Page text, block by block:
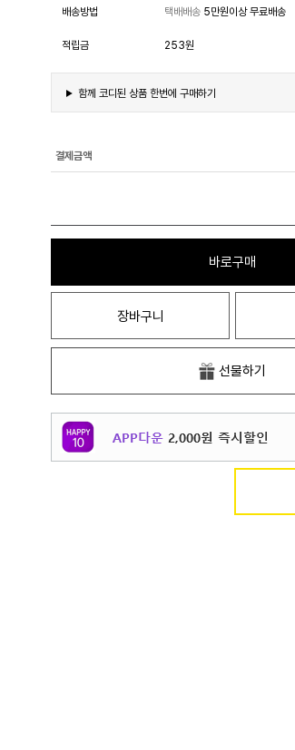
배송방법 택배배송 5만원이상 무료배송
적립금 253원
함께 코디된 상품 한번에 구매하기
결제금액
바로구매
장바구니
선물하기